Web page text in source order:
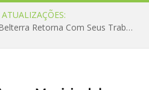
Câmara de Vereadores de Belterra Retorna Com Seus Trabalhos Legislativos